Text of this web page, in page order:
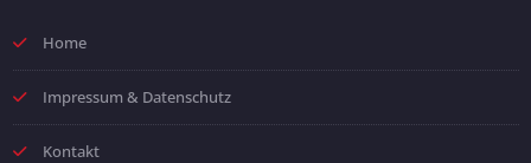
Home
Impressum & Datenschutz
Kontakt